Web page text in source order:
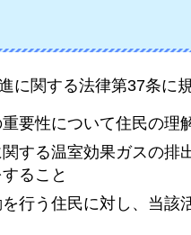
に関する法律第37条に
要性について住民の理
する温室効果ガスの排
ること
行う住民に対し、当該